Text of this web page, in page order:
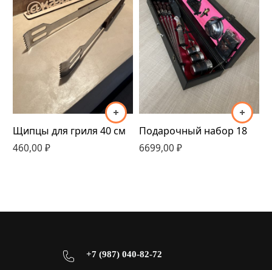
Щипцы для гриля 40 см
460,00 ₽
Подарочный набор 18
6699,00 ₽
+7 (987) 040-82-72